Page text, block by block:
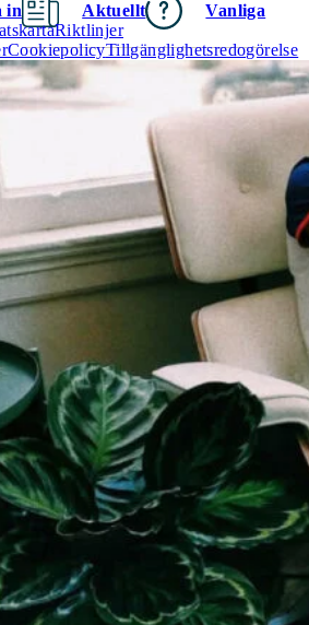
in Aktuellt
Vanliga
Riktlinjer
CookiepolicyTillgänglighetsredogörelse